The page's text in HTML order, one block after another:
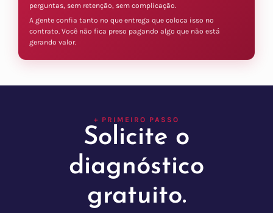
perguntas, sem retenção, sem complicação.
A gente confia tanto no que entrega que coloca isso no
contrato. Você não fica preso pagando algo que não está
gerando valor.
+ PRIMEIRO PASSO
Solicite o
diagnóstico
gratuito.